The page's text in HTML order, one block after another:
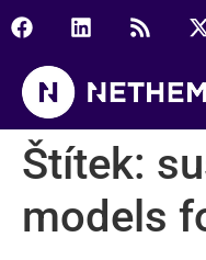
Štítek:
models